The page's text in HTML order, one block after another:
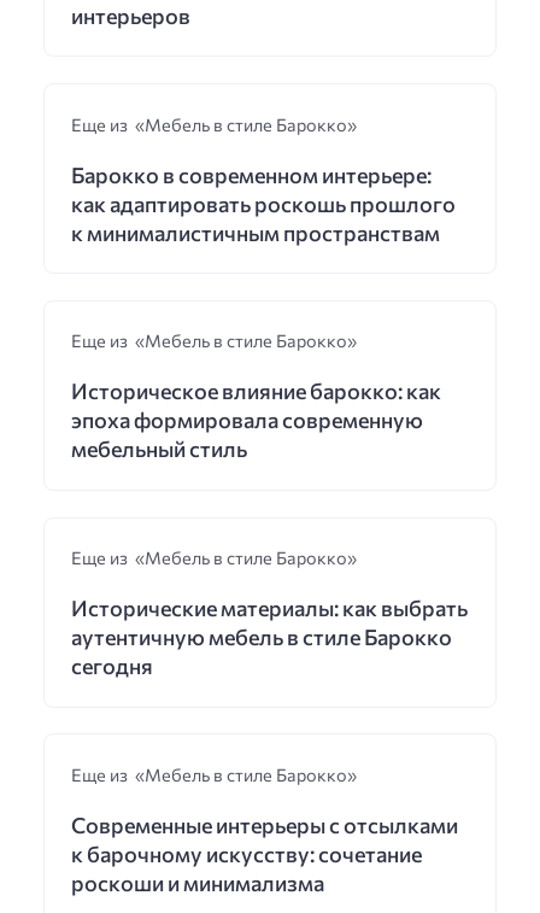
интерьеров
Еще из «Мебель в стиле Барокко»
Барокко в современном интерьере:
как адаптировать роскошь прошлого
к минималистичным пространствам
Еще из «Мебель в стиле Барокко»
Историческое влияние барокко: как
эпоха формировала современную
мебельный стиль
Еще из «Мебель в стиле Барокко»
Исторические материалы: как выбрать
аутентичную мебель в стиле Барокко
сегодня
Еще из «Мебель в стиле Барокко»
Современные интерьеры с отсылками
к барочному искусству: сочетание
роскоши и минимализма